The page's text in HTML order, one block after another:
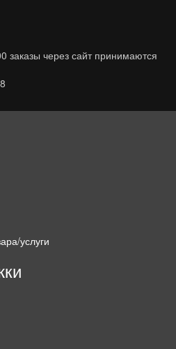
заказы через сайт принимаются
услуги